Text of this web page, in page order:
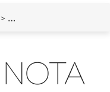
Capacitación en Módulo